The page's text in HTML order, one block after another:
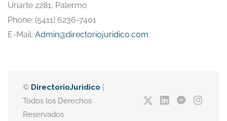
Uriarte 2281, Palermo
Phone: (5411) 6236-7401
E-Mail: Admin@directoriojuridico.com
© DirectorioJuridico
Todos los Derechos
Reservados